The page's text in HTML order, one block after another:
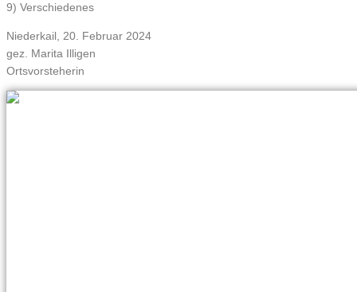
9) Verschiedenes
Niederkail, 20. Februar 2024
gez. Marita Illigen
Ortsvorsteherin